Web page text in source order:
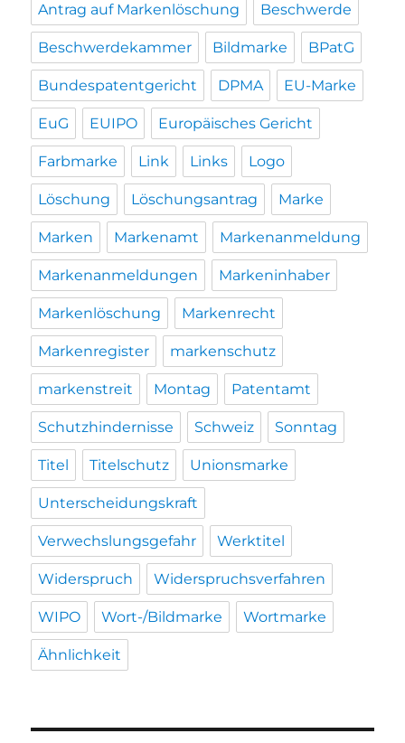
Antrag auf Markenlöschung Beschwerde
Beschwerdekammer Bildmarke BPatG
Bundespatentgericht DPMA EU-Marke
EuG EUIPO Europäisches Gericht
Farbmarke Link Links Logo
Löschung Löschungsantrag Marke
Marken Markenamt Markenanmeldung
Markenanmeldungen Markeninhaber
Markenlöschung Markenrecht
Markenregister markenschutz
markenstreit Montag Patentamt
Schutzhindernisse Schweiz Sonntag
Titel Titelschutz Unionsmarke
Unterscheidungskraft
Verwechslungsgefahr Werktitel
Widerspruch Widerspruchsverfahren
WIPO Wort-/Bildmarke Wortmarke
Ähnlichkeit